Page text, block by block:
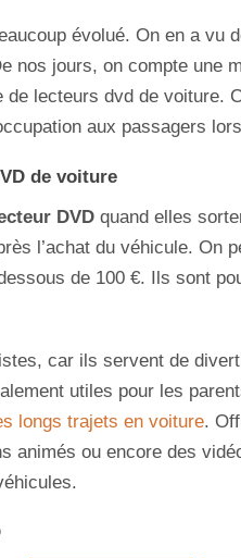
évolué. On en a
nos jours, on compte
de lecteurs dvd de
aux passagers
de voiture
DVD quand elles
l’achat du véhicule. On
de 100 €. Ils sont
car ils servent de
utiles pour les
longs trajets en voiture.
animés ou encore des